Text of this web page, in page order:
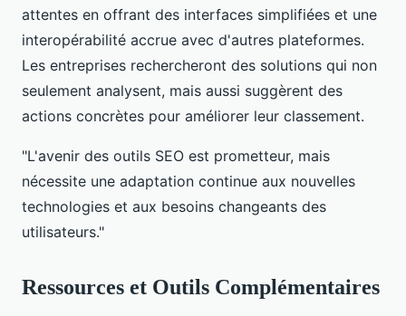
attentes en offrant des interfaces simplifiées et une
interopérabilité accrue avec d'autres plateformes.
Les entreprises rechercheront des solutions qui non
seulement analysent, mais aussi suggèrent des
actions concrètes pour améliorer leur classement.
"L'avenir des outils SEO est prometteur, mais
nécessite une adaptation continue aux nouvelles
technologies et aux besoins changeants des
utilisateurs."
Ressources et Outils Complémentaires